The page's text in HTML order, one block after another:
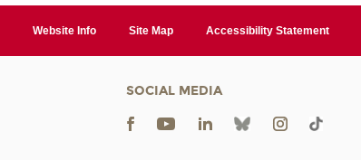
Website Info Site Map Accessibility Statement
SOCIAL MEDIA